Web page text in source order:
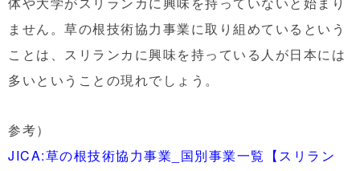
ません。草の根技術協力事業に取り組めているという
ことは、スリランカに興味を持っている人が日本には
多いということの現れでしょう。
参考）
JICA:草の根技術協力事業_国別事業一覧【スリラン